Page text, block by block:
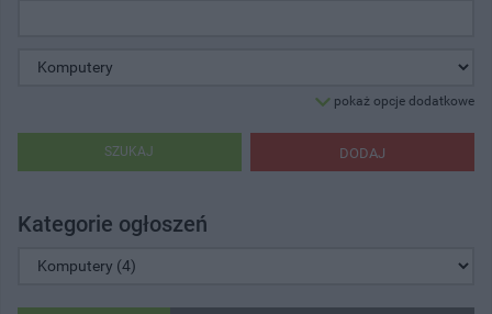
pokaż opcje dodatkowe
DODAJ
SZUKAJ
Kategorie ogłoszeń